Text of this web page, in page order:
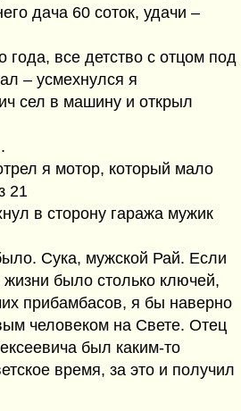
дача 60 соток, удачи –
года, все детство с отцом под
– усмехнулся я
сел в машину и открыл
я мотор, который мало
21
в сторону гаража мужик
Сука, мужской Рай. Если
было столько ключей,
прибамбасов, я бы наверно
человеком на Свете. Отец
был каким-то
время, за это и получил